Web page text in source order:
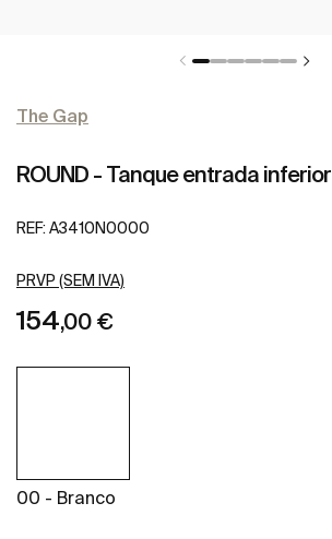
The Gap
ROUND - Tanque entrada inferior
REF: A3410N0000
PRVP (SEM IVA)
154,00 €
00 - Branco